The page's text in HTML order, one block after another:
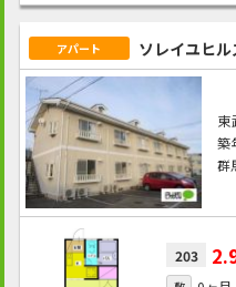
アパート ソレイユヒル
東
築
群
203